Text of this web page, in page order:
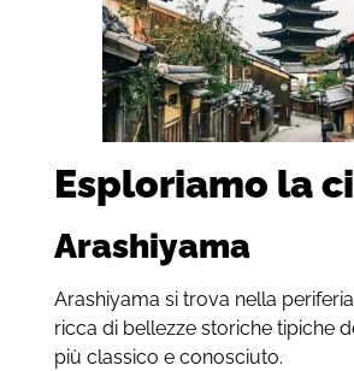
Esploriamo la
Arashiyama
Arashiyama si trova nella
ricca di bellezze storiche tipiche
più classico e conosciuto.